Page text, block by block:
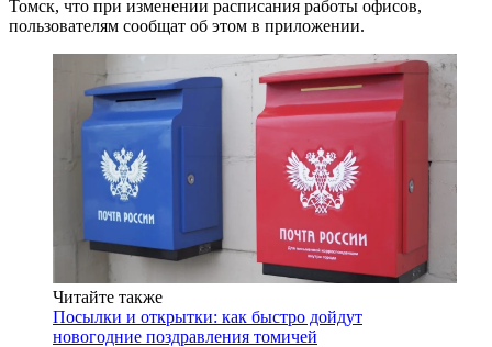
Томск, что при изменении расписания работы офисов,
пользователям сообщат об этом в приложении.
Читайте также
Посылки и открытки: как быстро дойдут
новогодние поздравления томичей